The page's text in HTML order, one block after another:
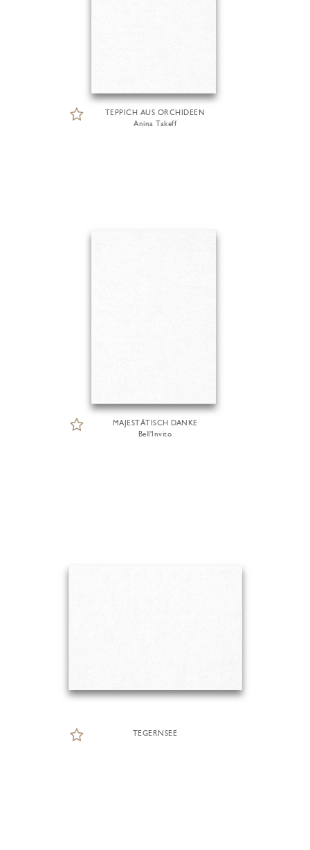
TEPPICH AUS ORCHIDEEN
Anina Takeff
MAJESTÄTISCH DANKE
Bell'Invito
TEGERNSEE